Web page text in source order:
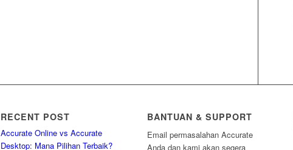
RECENT POST
Accurate Online vs Accurate
Desktop: Mana Pilihan Terbaik?
BANTUAN & SUPPORT
Email permasalahan Accurate
Anda dan kami akan segera